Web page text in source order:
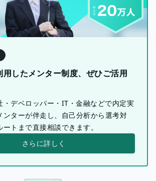
したメンター制度、ぜひご活用
・デベロッパー・IT・金融などで内定実
ンターが伴走し、自己分析から選考対
トまで直接相談できます。
さらに詳しく